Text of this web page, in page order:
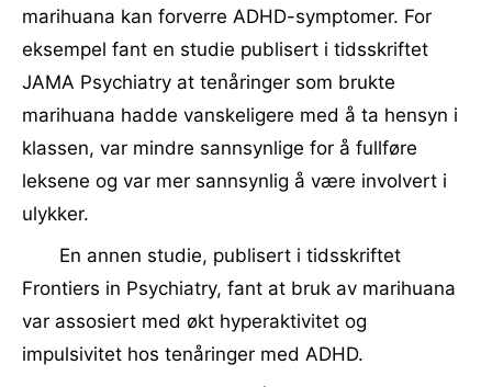
marihuana kan forverre ADHD-symptomer. For
eksempel fant en studie publisert i tidsskriftet
JAMA Psychiatry at tenåringer som brukte
marihuana hadde vanskeligere med å ta hensyn i
klassen, var mindre sannsynlige for å fullføre
leksene og var mer sannsynlig å være involvert i
ulykker.
En annen studie, publisert i tidsskriftet
Frontiers in Psychiatry, fant at bruk av marihuana
var assosiert med økt hyperaktivitet og
impulsivitet hos tenåringer med ADHD.